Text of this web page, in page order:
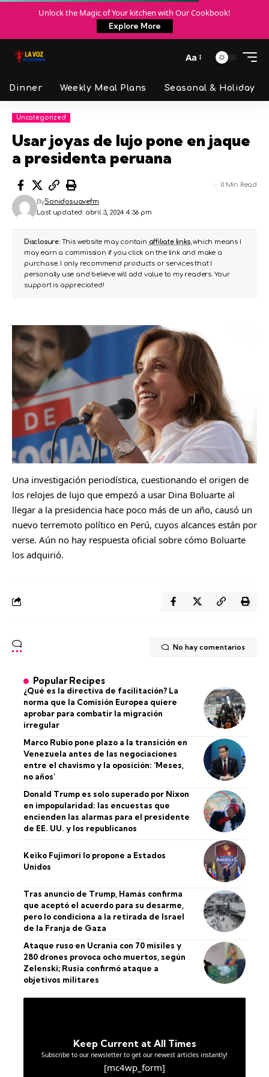
Unlock the Magic of Your kitchen with Our Cookbook!
Explore More
Aa
Dinner Weekly Meal Plans Seasonal & Holiday
Uncategorized
Usar joyas de lujo pone en jaque
a presidenta peruana
Last updated: abril 3, 2024 4:36 pm
BySonidosuavefm
0 Min Read
Disclosure:This website may contain affiliate links, which means I
may earn a commission if you click on the link and make a
purchase. I only recommend products or services that I
personally use and believe will add value to my readers. Your
support is appreciated!
Una investigación periodística, cuestionando el origen de
los relojes de lujo que empezó a usar Dina Boluarte al
llegar a la presidencia hace poco más de un año, causó un
nuevo terremoto político en Perú, cuyos alcances están por
verse. Aún no hay respuesta oficial sobre cómo Boluarte
los adquirió.
No hay comentarios
Popular Recipes
¿Qué es la directiva de facilitación? La
norma que la Comisión Europea quiere
aprobar para combatir la migración
irregular
Marco Rubio pone plazo a la transición en
Venezuela antes de las negociaciones
entre el chavismo y la oposición: ‘Meses,
no años’
Donald Trump es solo superado por Nixon
en impopularidad: las encuestas que
encienden las alarmas para el presidente
de EE. UU. y los republicanos
Keiko Fujimori lo propone a Estados
Unidos
Tras anuncio de Trump, Hamás confirma
que aceptó el acuerdo para su desarme,
pero lo condiciona a la retirada de Israel
de la Franja de Gaza
Ataque ruso en Ucrania con 70 misiles y
280 drones provoca ocho muertos, según
Zelenski; Rusia confirmó ataque a
objetivos militares
Keep Current at All Times
Subscribe to our newsletter to get our newest articles instantly!
[mc4wp_form]